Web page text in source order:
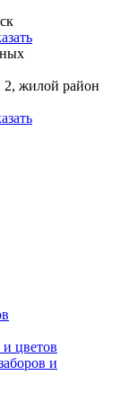
2, жилой район
цветов
и